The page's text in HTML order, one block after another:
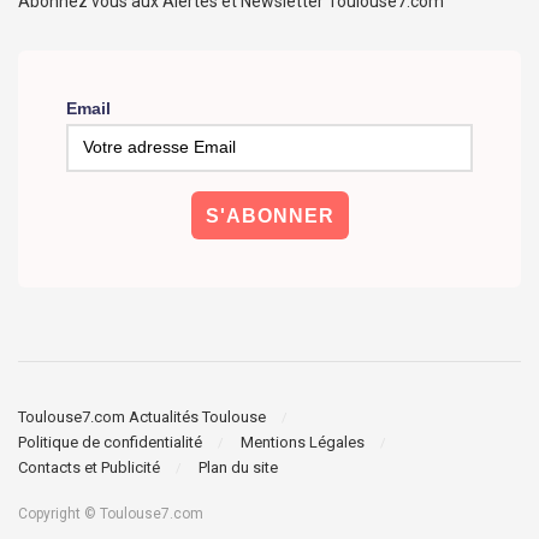
Email
Toulouse7.com Actualités Toulouse
Politique de confidentialité
Mentions Légales
Contacts et Publicité
Plan du site
Copyright © Toulouse7.com